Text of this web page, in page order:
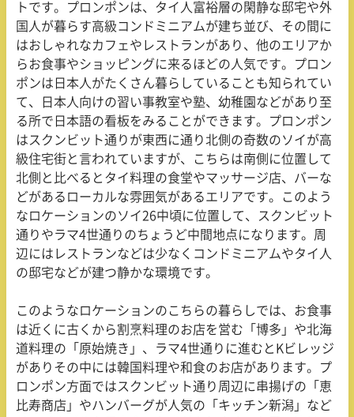
トです。プロンポンは、タイ人富裕層の閑静な邸宅や外
国人が暮らす高級コンドミニアムが建ち並び、その間に
はおしゃれなカフェやレストランがあり、他のエリアか
らお食事やショッピングに来るほどの人気です。プロン
ポンは日本人がたくさん暮らしていることも知られてい
て、日本人向けの習い事教室や塾、幼稚園などがあり至
る所で日本語の看板をみることができます。プロンポン
はスクンビット通りが東西に通り北側の奇数のソイが高
級住宅街と言われていますが、こちらは南側に位置して
北側と比べるとタイ料理の食堂やマッサージ店、バーな
どがあるローカルな雰囲気があるエリアです。このよう
なロケーションのソイ26中頃に位置して、スクンビット
通りやラマ4世通りのちょうど中間地点になります。周
辺にはレストランなどは少なくコンドミニアムやタイ人
の邸宅などが建つ静かな環境です。
このようなロケーションのこちらの暮らしでは、お食事
は近くに古くから割烹料理のお店を営む「博多」や北海
道料理の「原始焼き」、ラマ4世通りに進むとKビレッジ
がありその中には韓国料理や和食のお店があります。プ
ロンポン方面ではスクンビット通り周辺に串揚げの「恵
比寿商店」やハンバーグが人気の「キッチン新潟」など